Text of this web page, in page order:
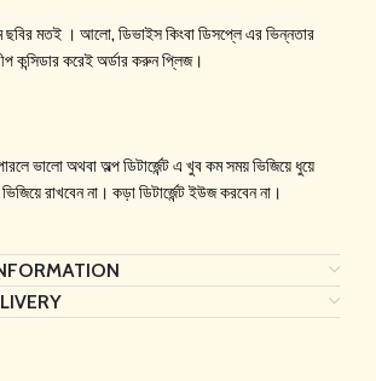
মতই । আলো, ডিভাইস কিংবা ডিসপ্লে এর ভিন্নতার
কন্সিডার করেই অর্ডার করুন প্লিজ।
ভালো অথবা অল্প ডিটার্জেন্ট এ খুব কম সময় ভিজিয়ে ধুয়ে
রাখবেন না। কড়া ডিটার্জেন্ট ইউজ করবেন না।